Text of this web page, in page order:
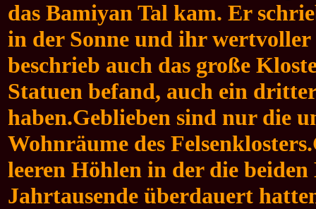
das Bamiyan Tal kam. Er
in der Sonne und ihr
beschrieb auch das große
Statuen befand, auch ein
haben.Geblieben sind nur die
Wohnräume des
leeren Höhlen in der die
Jahrtausende überdauert